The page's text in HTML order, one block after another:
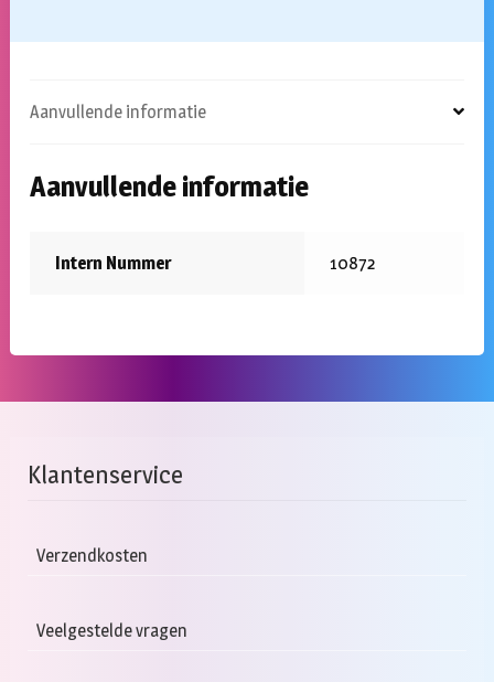
Aanvullende informatie
Aanvullende informatie
Intern Nummer 10872
Klantenservice
Verzendkosten
Veelgestelde vragen